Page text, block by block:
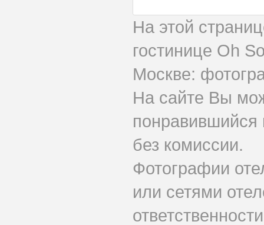
На этой
гостинице Oh
Москве:
На сайте Вы
понравившийся
без комиссии.
Фотографии
или сетями